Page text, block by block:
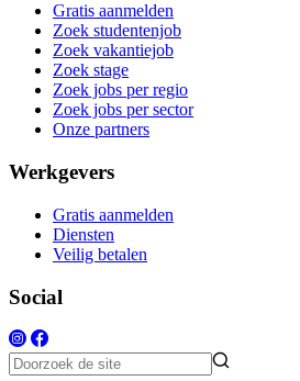
Gratis aanmelden
Zoek studentenjob
Zoek vakantiejob
Zoek stage
Zoek jobs per regio
Zoek jobs per sector
Onze partners
Werkgevers
Gratis aanmelden
Diensten
Veilig betalen
Social